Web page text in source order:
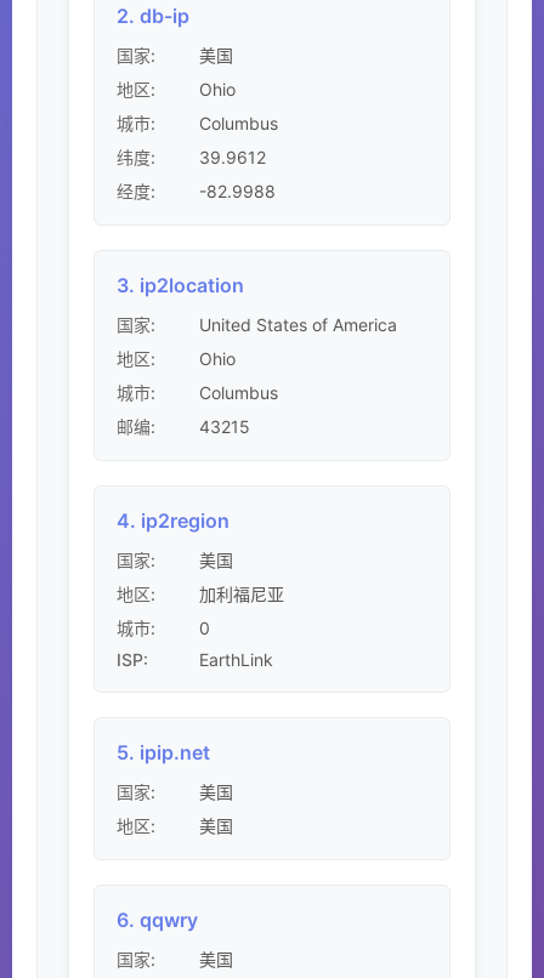
2. db-ip
国家:
美国
地区:
Ohio
城市:
Columbus
纬度:
39.9612
经度:
-82.9988
3. ip2location
国家:
United States of America
地区:
Ohio
城市:
Columbus
邮编:
43215
4. ip2region
国家:
美国
地区:
加利福尼亚
城市:
0
ISP:
EarthLink
5. ipip.net
国家:
美国
地区:
美国
6. qqwry
国家: 美国